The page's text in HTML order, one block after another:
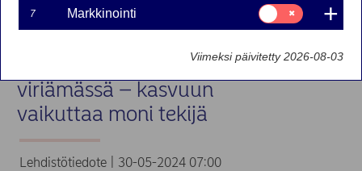
Nordea: Asuntomarkkina
viriämässä – kasvuun
vaikuttaa moni tekijä
Lehdistötiedote | 30-05-2024 07:00
7 Markkinointi
Suostumusvalinta:
Markkinointi
Viimeksi päivitetty 2026-08-03